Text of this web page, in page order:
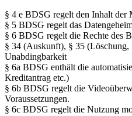
§ 4 e BDSG regelt den Inhalt der
§ 5 BDSG regelt das
§ 6 BDSG regelt die Rechte des
§ 34 (Auskunft), § 35 (Löschung,
Unabdingbarkeit
§ 6a BDSG enthält die
Kreditantrag etc.)
§ 6b BDSG regelt die
Voraussetzungen.
§ 6c BDSG regelt die Nutzung